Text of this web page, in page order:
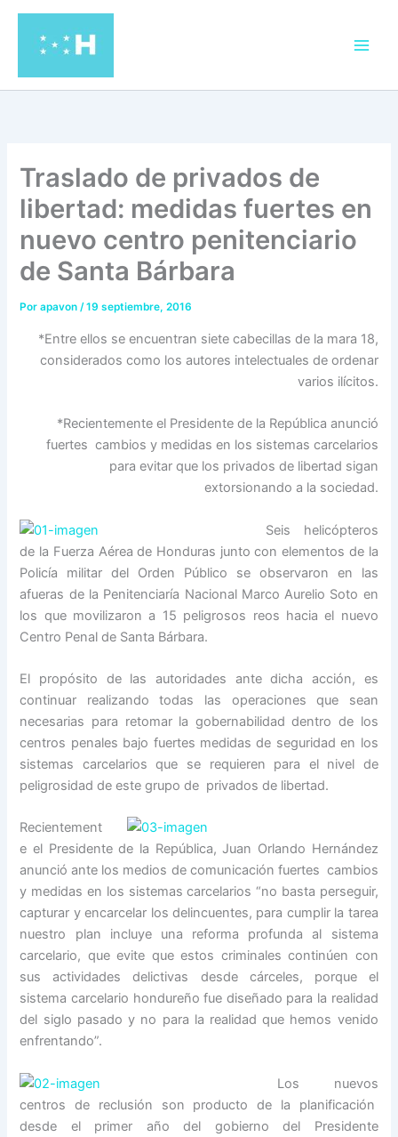
contenido
Traslado de privados de
libertad: medidas fuertes en
nuevo centro penitenciario
de Santa Bárbara
Porapavon/19 septiembre, 2016
*Entre ellos se encuentran siete cabecillas de la mara 18,
considerados como los autores intelectuales de ordenar
varios ilícitos.
*Recientemente el Presidente de la República anunció
fuertes cambios y medidas en los sistemas carcelarios
para evitar que los privados de libertad sigan
extorsionando a la sociedad.
Seis helicópteros
de la Fuerza Aérea de Honduras junto con elementos de la
Policía militar del Orden Público se observaron en las
afueras de la Penitenciaría Nacional Marco Aurelio Soto en
los que movilizaron a 15 peligrosos reos hacia el nuevo
Centro Penal de Santa Bárbara.
El propósito de las autoridades ante dicha acción, es
continuar realizando todas las operaciones que sean
necesarias para retomar la gobernabilidad dentro de los
centros penales bajo fuertes medidas de seguridad en los
sistemas carcelarios que se requieren para el nivel de
peligrosidad de este grupo de privados de libertad.
Recientement
e el Presidente de la República, Juan Orlando Hernández
anunció ante los medios de comunicación fuertes cambios
y medidas en los sistemas carcelarios “no basta perseguir,
capturar y encarcelar los delincuentes, para cumplir la tarea
nuestro plan incluye una reforma profunda al sistema
carcelario, que evite que estos criminales continúen con
sus actividades delictivas desde cárceles, porque el
sistema carcelario hondureño fue diseñado para la realidad
del siglo pasado y no para la realidad que hemos venido
enfrentando”.
Los nuevos
centros de reclusión son producto de la planificación
desde el primer año del gobierno del Presidente